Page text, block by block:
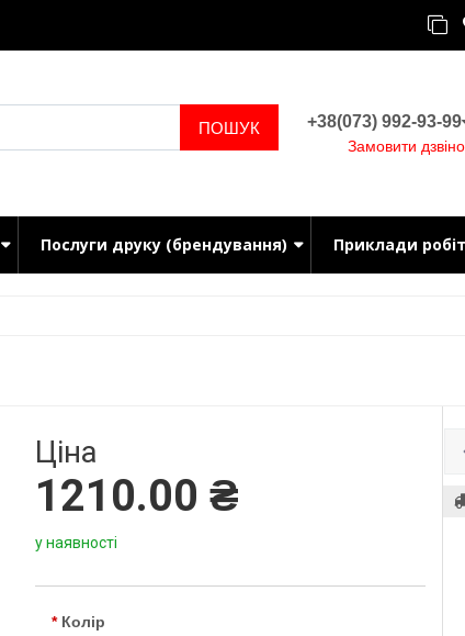
ПОШУК +38(073) 992-93-99
Замовити
Послуги друку (брендування) Приклади робіт
Ціна
1210.00 ₴
у наявності
Колір